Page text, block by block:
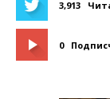
3,913
0